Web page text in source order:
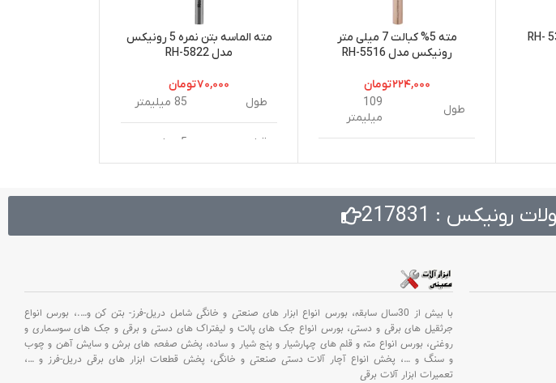
مته 5% کبالت 7 میلی متر
رونیکس مدل RH-5516
۲۲۴,۰۰۰تومان
طول
109
میلیمتر
قطر
جنس بدنه M35
65-67
HRC
استاندارد DIN 338
مته الماسه بتن نمره 5 رونیکس
مدل RH-5822
۷۰,۰۰۰تومان
طول
85 میلیمتر
قطر 5 میلیمتر
زنگ
وزن 15.5 گرم
نوع
بسته‌بندی
بلیستر
: 217831
با بیش از 30سال سابقه، بورس انواع ابزار های صنعتی و خانگی شامل دریل-فرز- بتن کن و….، بورس انواع
جرثقیل های برقی و دستی، بورس انواع جک های پالت و لیفتراک های دستی و برقی و جک های سوسماری و
روغنی، بورس انواع مته و قلم های چهارشیار و پنج شیار و ساده، پخش صفحه های برش و سایش آهن و چوب
و سنگ و…، پخش انواع آچار آلات دستی صنعتی و خانگی، پخش قطعات ابزار های برقی دریل-فرز و …،
تعمیرات ابزار آلات برقی